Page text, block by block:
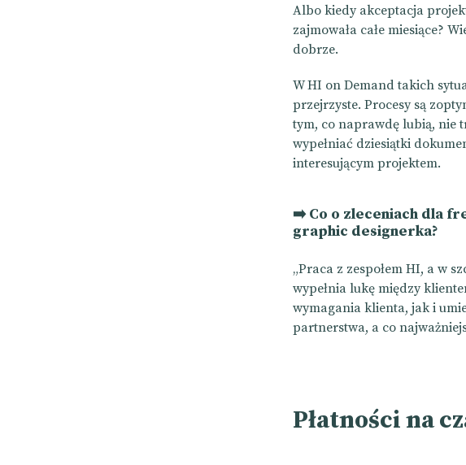
Albo kiedy akceptacja
zajmowała całe miesiące?
dobrze.
W HI on Demand takich
przejrzyste. Procesy są
tym, co naprawdę lubią, nie
wypełniać dziesiątki
interesującym projektem.
➡️ Co o zleceniach dla
graphic designerka?
„Praca z zespołem HI, a w
wypełnia lukę między
wymagania klienta, jak i
partnerstwa, a co
Płatności na